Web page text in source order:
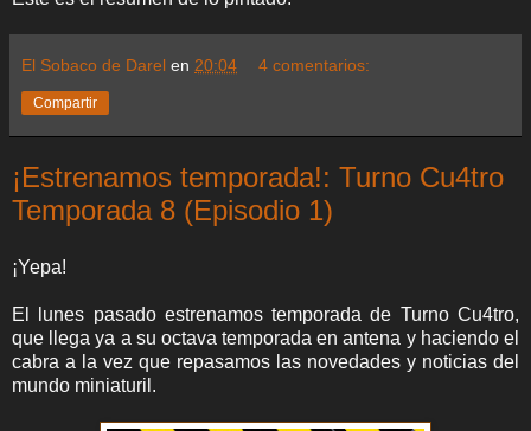
El Sobaco de Darel en 20:04 4 comentarios:
Compartir
¡Estrenamos temporada!: Turno Cu4tro
Temporada 8 (Episodio 1)
¡Yepa!
El lunes pasado estrenamos temporada de Turno Cu4tro,
que llega ya a su octava temporada en antena y haciendo el
cabra a la vez que repasamos las novedades y noticias del
mundo miniaturil.